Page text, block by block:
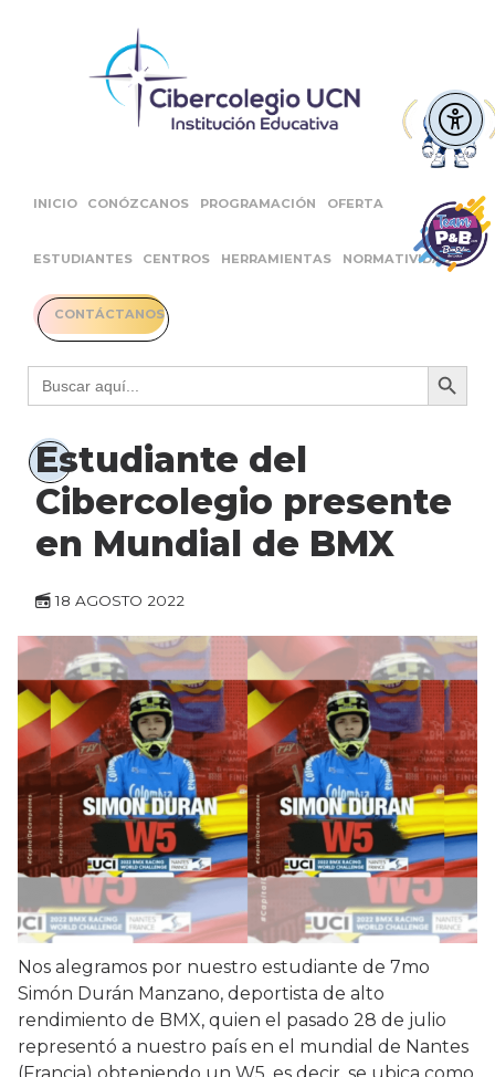
INICIO CONÓZCANOS PROGRAMACIÓN OFERTA
ESTUDIANTES CENTROS HERRAMIENTAS NORMATIVIDAD
CONTÁCTANOS
Buscar: Botón
Estudiante del
Cibercolegio presente
en Mundial de BMX
18 AGOSTO 2022
Nos alegramos por nuestro estudiante de 7mo
Simón Durán Manzano, deportista de alto
rendimiento de BMX, quien el pasado 28 de julio
representó a nuestro país en el mundial de Nantes